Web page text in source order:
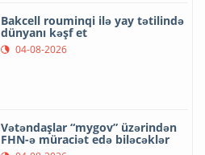
Bakcell rouminqi ilə yay tətilində
dünyanı kəşf et
04-08-2026
Vətəndaşlar “mygov” üzərindən
FHN-ə müraciət edə biləcəklər